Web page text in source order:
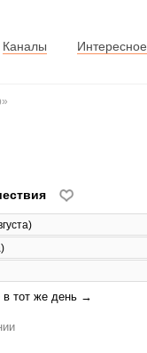
Каналы Интересное
в тот же день →